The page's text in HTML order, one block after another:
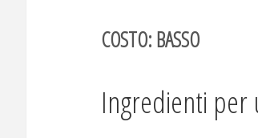
COSTO: BASSO
Ingredienti per